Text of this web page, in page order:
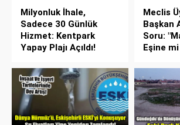
Milyonluk İhale,
Sadece 30 Günlük
Hizmet: Kentpark
Yapay Plajı Açıldı!
Meclis
Başkan
Soru:
Eşine